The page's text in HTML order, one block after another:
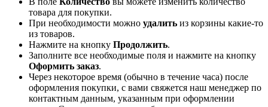
товара для покупки.
При необходимости можно удалить из корзины какие-то
из товаров.
Нажмите на кнопку Продолжить.
Заполните все необходимые поля и нажмите на кнопку
Оформить заказ.
Через некоторое время (обычно в течение часа) после
оформления покупки, с вами свяжется наш менеджер по
контактным данным, указанным при оформлении